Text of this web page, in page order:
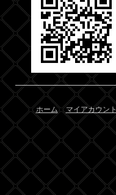
ホーム マイアカウント